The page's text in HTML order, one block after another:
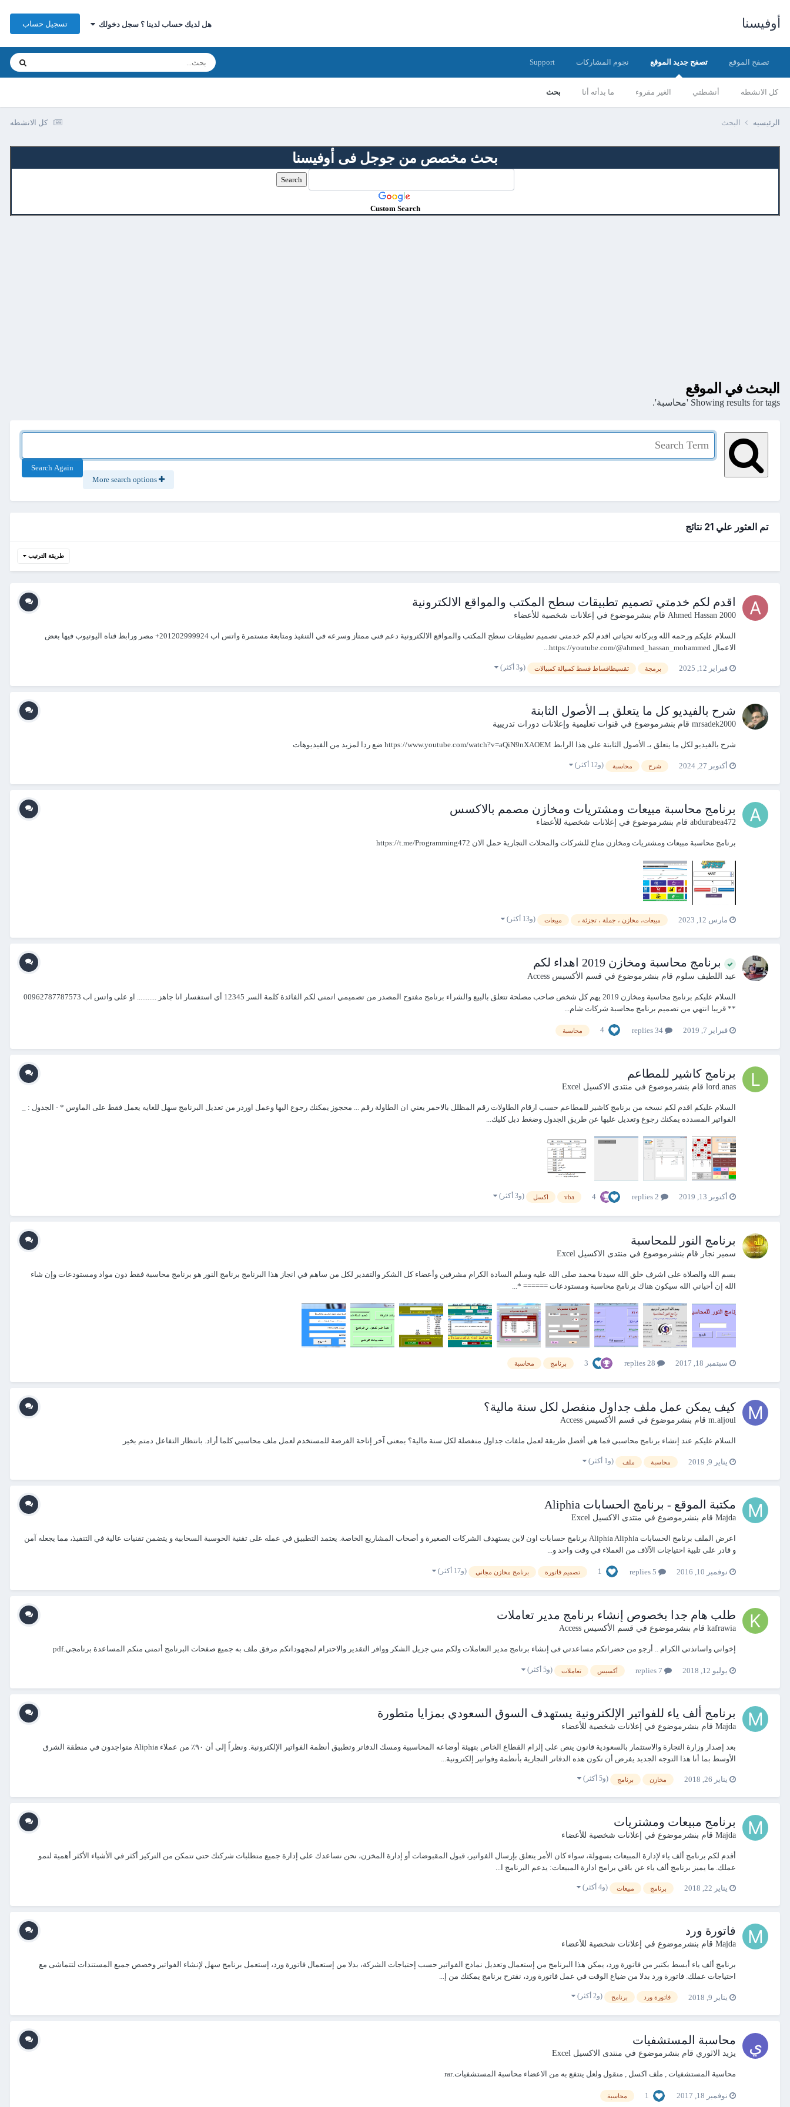
أوفيسنا هل لديك حساب لدينا ؟ سجل دخولك تسجيل حساب
تصفح الموقع تصفح جديد الموقع
كل الانشطه أنشطتي الغير مقروء ما بدأته أنا بحث
نجوم المشاركات Support
كل الانشطه الرئيسيه البحث
بحث مخصص من جوجل فى أوفيسنا
Custom Search
البحث في الموقع
Showing results for tags 'محاسبة'.
Search Again
تم العثور علي 21 نتائج
طريقة الترتيب
اقدم لكم خدمتي تصميم تطبيقات سطح المكتب والمواقع الالكترونية
Ahmed Hassan 2000 قام بنشرموضوع في إعلانات شخصية للأعضاء
السلام عليكم ورحمه الله وبركاته تحياتي اقدم لكم خدمتي تصميم تطبيقات سطح المكتب والمواقع الالكترونية دعم فني ممتاز وسرعه في التنفيذ ومتابعة مستمرة واتس اب 201202999924+ مصر ورابط قناه اليوتيوب فيها بعض
الاعمال https://youtube.com/@ahmed_hassan_mohammed...
فبراير 12, 2025 برمجة تقسيطاقساط قسط كمبيالة كمبيالات (و3 أكثر)
شرح بالفيديو كل ما يتعلق بــ الأصول الثابتة
mrsadek2000 قام بنشرموضوع في قنوات تعليمية وإعلانات دورات تدريبية
شرح بالفيديو لكل ما يتعلق بـ الأصول الثابتة على هذا الرابط https://www.youtube.com/watch?v=aQiN9nXAOEM ضع ردا لمزيد من الفيديوهات
أكتوبر 27, 2024 شرح محاسبة (و12 أكثر)
برنامج محاسبة مبيعات ومشتريات ومخازن مصمم بالاكسس
abdurabea472 قام بنشرموضوع في إعلانات شخصية للأعضاء
برنامج محاسبة مبيعات ومشتريات ومخازن متاح للشركات والمحلات التجارية حمل الان https://t.me/Programming472
مارس 12, 2023 مبيعات، مخازن ، جملة ، تجزئة ، مبيعات (و13 أكثر)
برنامج محاسبة ومخازن 2019 اهداء لكم
عبد اللطيف سلوم قام بنشرموضوع في قسم الأكسيس Access
السلام عليكم برنامج محاسبة ومخازن 2019 يهم كل شخص صاحب مصلحة تتعلق بالبيع والشراء برنامج مفتوح المصدر من تصميمي اتمنى لكم الفائدة كلمة السر 12345 أي استفسار انا جاهز ........... او على واتس اب 00962787787573
** قريبا انتهي من تصميم برنامج محاسبة شركات شام...
فبراير 7, 2019 4 محاسبة
برنامج كاشير للمطاعم
lord.anas قام بنشرموضوع في منتدى الاكسيل Excel
السلام عليكم اقدم لكم نسخه من برنامج كاشير للمطاعم حسب ارقام الطاولات رقم المظلل بالاحمر يعني ان الطاولة رقم ... محجوز يمكنك رجوع اليها وعمل اوردر من تعديل البرنامج سهل للغايه يعمل فقط على الماوس * - الجدول : _
الفواتير المسدده يمكنك رجوع وتعديل عليها عن طريق الجدول وضغط دبل كليك...
أكتوبر 13, 2019 4
vba اكسل (و3 أكثر)
برنامج النور للمحاسبة
سمير نجار قام بنشرموضوع في منتدى الاكسيل Excel
بسم الله والصلاة على اشرف خلق الله سيدنا محمد صلى الله عليه وسلم السادة الكرام مشرفين وأعضاء كل الشكر والتقدير لكل من ساهم في انجاز هذا البرنامج برنامج النور هو برنامج محاسبة فقط دون مواد ومستودعات وإن شاء
الله إن أحياني الله سيكون هناك برنامج محاسبة ومستودعات ====== *...
سبتمبر 18, 2017 3 برنامج محاسبة
كيف يمكن عمل ملف جداول منفصل لكل سنة مالية؟
m.aljoul قام بنشرموضوع في قسم الأكسيس Access
السلام عليكم عند إنشاء برنامج محاسبي فما هي أفضل طريقة لعمل ملفات جداول منفصلة لكل سنة مالية؟ بمعنى آخر إتاحة الفرصة للمستخدم لعمل ملف محاسبي كلما أراد. بانتظار التفاعل دمتم بخير
يناير 9, 2019 محاسبة ملف (و1 أكثر)
مكتبة الموقع - برنامج الحسابات Aliphia
Majda قام بنشرموضوع في منتدى الاكسيل Excel
اعرض الملف برنامج الحسابات Aliphia Aliphia برنامج حسابات اون لاين يستهدف الشركات الصغيرة و أصحاب المشاريع الخاصة. يعتمد التطبيق في عمله على تقنية الحوسبة السحابية و يتضمن تقنيات عالية في التنفيذ، مما يجعله آمن
و قادر على تلبية احتياجات الآلاف من العملاء في وقت واحد و...
نوفمبر 10, 2016 1 تصميم فاتورة برنامج مخازن مجاني (و17 أكثر)
طلب هام جدا بخصوص إنشاء برنامج مدير تعاملات
kafrawia قام بنشرموضوع في قسم الأكسيس Access
إخواني واساتذتي الكرام .. أرجو من حضراتكم مساعدتي فى إنشاء برنامج مدير التعاملات ولكم مني جزيل الشكر ووافر التقدير والاحترام لمجهوداتكم مرفق ملف به جميع صفحات البرنامج أتمنى منكم المساعدة برنامجي.pdf
يوليو 12, 2018 أكسيس تعاملات (و5 أكثر)
برنامج ألف ياء للفواتير الإلكترونية يستهدف السوق السعودي بمزايا متطورة
Majda قام بنشرموضوع في إعلانات شخصية للأعضاء
بعد إصدار وزارة التجارة والاستثمار بالسعودية قانون ينص على إلزام القطاع الخاص بتهيئة أوضاعه المحاسبية ومسك الدفاتر وتطبيق أنظمة الفواتير الإلكترونية. ونظراً إلى أن ٩٠٪ من عملاء Aliphia متواجدون في منطقة الشرق
الأوسط بما أنا هذا التوجه الجديد يفرض أن تكون هذه الدفاتر التجارية بأنظمة وفواتير إلكترونية...
يناير 26, 2018 مخازن برنامج (و5 أكثر)
برنامج مبيعات ومشتريات
Majda قام بنشرموضوع في إعلانات شخصية للأعضاء
أقدم لكم برنامج ألف ياء لإدارة المبيعات بسهولة، سواء كان الأمر يتعلق بإرسال الفواتير، قبول المقبوضات أو إدارة المخزن، نحن نساعدك على إدارة جميع متطلبات شركتك حتى تتمكن من التركيز أكثر في الأشياء الأكثر أهمية لنمو
عملك. ما يميز برنامج ألف ياء عن باقي برامج ادارة المبيعات: يدعم البرنامج ا...
يناير 22, 2018 برنامج مبيعات (و4 أكثر)
فاتورة ورد
Majda قام بنشرموضوع في إعلانات شخصية للأعضاء
برنامج ألف ياء أبسط بكتير من فاتورة ورد، يمكن هذا البرنامج من إستعمال وتعديل نمادج الفواتير حسب إحتياجات الشركة، بدلا من إستعمال فاتورة ورد، إستعمل برنامج سهل لإنشاء الفواتير وخصص جميع المستندات لتتماشى مع
احتياجات عملك. فاتورة ورد بدلا من ضياع الوقت في عمل فاتورة ورد، نقترح برنامج يمكنك من إ...
يناير 9, 2018 فاتورة ورد برنامج (و2 أكثر)
محاسبة المستشفيات
يزيد الاثوري قام بنشرموضوع في منتدى الاكسيل Excel
محاسبة المستشفيات , ملف اكسل , منقول ولعل ينتفع به من الاعضاء محاسبة المستشفيات.rar
نوفمبر 18, 2017 1 محاسبة